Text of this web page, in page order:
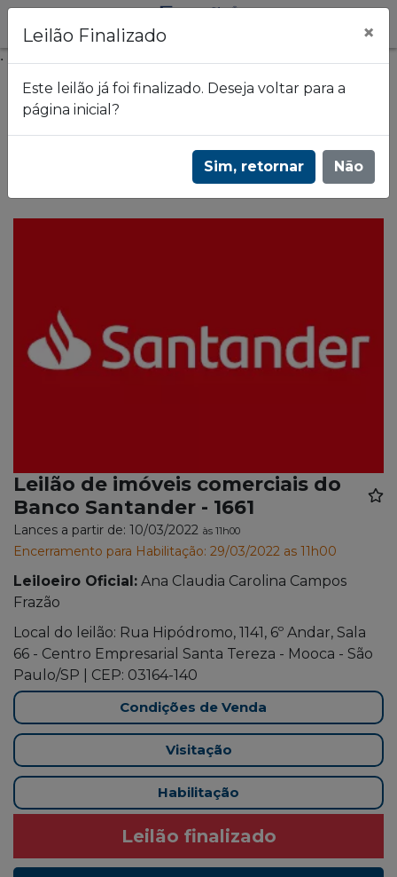
.
Frazão Leilões
Leilão de imóveis comerciais do Banco
Leilão de imóveis comerciais do
Banco Santander - 1661
Lances a partir de: 10/03/2022 às 11h00
Encerramento para Habilitação: 29/03/2022 as 11h00
Leiloeiro Oficial: Ana Claudia Carolina Campos
Frazão
Local do leilão: Rua Hipódromo, 1141, 6º Andar, Sala
66 - Centro Empresarial Santa Tereza - Mooca - São
Paulo/SP | CEP: 03164-140
Condições de Venda
Visitação
Habilitação
Leilão finalizado
Leilão Finalizado ×
Este leilão já foi finalizado. Deseja voltar para a
página inicial?
Sim, retornar Não